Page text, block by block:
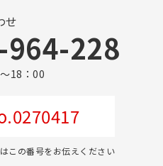
せ
964-228
18：00
この番号をお伝えください